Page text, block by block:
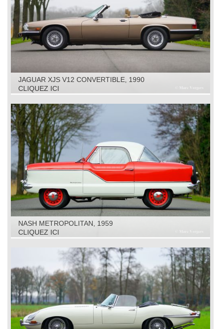
JAGUAR XJS V12 CONVERTIBLE, 1990
CLIQUEZ ICI
NASH METROPOLITAN, 1959
CLIQUEZ ICI